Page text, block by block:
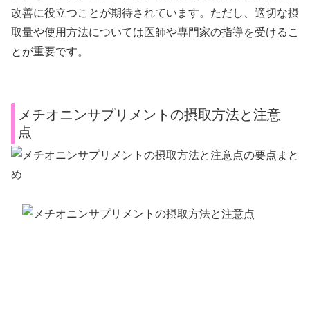
改善に役立つことが期待されています。ただし、適切な摂
取量や使用方法については医師や専門家の指導を受けるこ
とが重要です。
メチオニンサプリメントの摂取方法と注意
点